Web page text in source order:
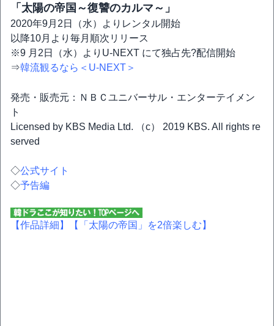
「太陽の帝国～復讐のカルマ～」
2020年9月2日（水）よりレンタル開始
以降10月より毎月順次リリース
※9 月2日（水）よりU-NEXT にて独占先?配信開始
⇒韓流観るなら＜U-NEXT＞
発売・販売元：ＮＢＣユニバーサル・エンターテイメン
ト
Licensed by KBS Media Ltd. （c） 2019 KBS. All rights re
served
◇公式サイト
◇予告編
【作品詳細】 【「太陽の帝国」を2倍楽しむ】